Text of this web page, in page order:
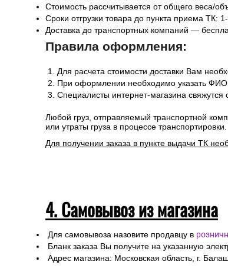
Стоимость рассчитывается от общего веса/
Сроки отгрузки товара до пункта приема ТК:
Доставка до транспортных компаний —
Правила оформления:
Для расчета стоимости доставки Вам
При оформлении необходимо указать ФИО
Специалисты интернет-магазина
Любой груз, отправляемый транспортной
или утраты груза в процессе транспортировки.
Для получении заказа в пункте выдачи ТК
4. Самовывоз из магазина
Для самовывоза назовите продавцу в
Бланк заказа Вы получите на указанную
Адрес магазина: Московская область, г.